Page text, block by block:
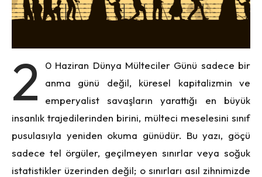
2
0 Haziran Dünya Mülteciler Günü sadece bir
anma günü değil, küresel kapitalizmin ve
emperyalist savaşların yarattığı en büyük
insanlık trajedilerinden birini, mülteci meselesini sınıf
pusulasıyla yeniden okuma günüdür. Bu yazı, göçü
sadece tel örgüler, geçilmeyen sınırlar veya soğuk
istatistikler üzerinden değil; o sınırları asıl zihnimizde